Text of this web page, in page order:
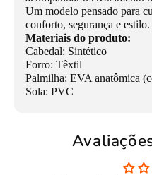
Um modelo pensado para
conforto, segurança e estilo.
Materiais do produto:
Cabedal: Sintético
Forro: Têxtil
Palmilha: EVA anatômica
Sola: PVC